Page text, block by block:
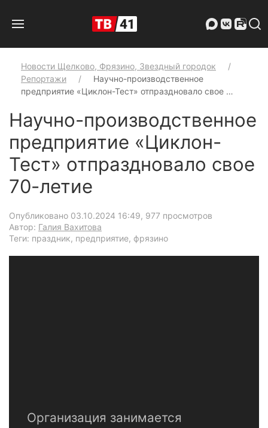
Новости Щелково, Фрязино, Звездный городок
Репортажи
Научно-производственное
предприятие «Циклон-Тест» отпраздновало свое …
Научно-производственное
предприятие «Циклон-
Тест» отпраздновало свое
70-летие
Опубликовано 03.10.2024 16:49, 977 просмотров
Автор: Галия Вахитова
Теги: праздник, предприятие, фрязино
Организация занимается